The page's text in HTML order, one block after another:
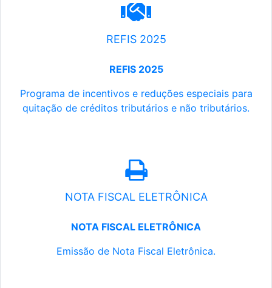
REFIS 2025
REFIS 2025
Programa de incentivos e reduções especiais para
quitação de créditos tributários e não tributários.
NOTA FISCAL ELETRÔNICA
NOTA FISCAL ELETRÔNICA
Emissão de Nota Fiscal Eletrônica.